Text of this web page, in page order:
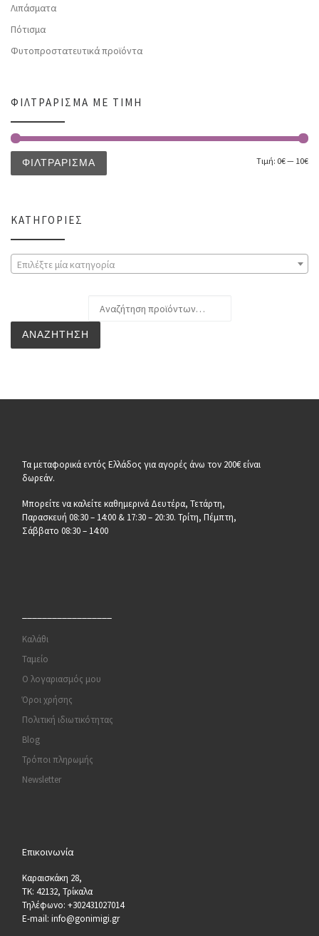
Λιπάσματα
Πότισμα
Φυτοπροστατευτικά προϊόντα
ΦΙΛΤΡΆΡΙΣΜΑ ΜΕ ΤΙΜΉ
ΦΙΛΤΡΆΡΙΣΜΑ Τιμή: 0€— 10€
ΚΑΤΗΓΟΡΊΕΣ
Επιλέξτε μία κατηγορία
ΑΝΑΖΉΤΗΣΗ
Τα μεταφορικά εντός Ελλάδος για αγορές άνω τον 200€ είναι
δωρεάν.
Μπορείτε να καλείτε καθημερινά Δευτέρα, Τετάρτη,
Παρασκευή 08:30 – 14:00 & 17:30 – 20:30. Τρίτη, Πέμπτη,
Σάββατο 08:30 – 14:00
Καλάθι
Ταμείο
Ο λογαριασμός μου
Όροι χρήσης
Πολιτική ιδιωτικότητας
Blog
Τρόποι πληρωμής
Newsletter
Επικοινωνία
Καραισκάκη 28,
ΤΚ: 42132, Τρίκαλα
Τηλέφωνο: +302431027014
E-mail: info@gonimigi.gr